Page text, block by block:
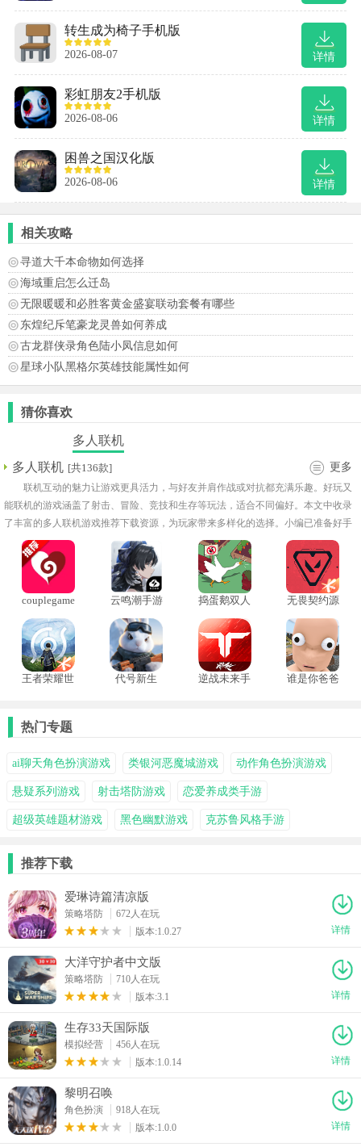
详情
转生成为椅子手机版
2026-08-07
详情
彩虹朋友2手机版
2026-08-06
详情
困兽之国汉化版
2026-08-06
相关攻略
寻道大千本命物如何选择
海域重启怎么迁岛
无限暖暖和必胜客黄金盛宴联动套餐有哪些
东煌纪斥笔豪龙灵兽如何养成
古龙群侠录角色陆小凤信息如何
星球小队黑格尔英雄技能属性如何
猜你喜欢
多人联机
多人联机 [共136款] 更多
联机互动的魅力让游戏更具活力，与好友并肩作战或对抗都充满乐趣。好玩又
能联机的游戏涵盖了射击、冒险、竞技和生存等玩法，适合不同偏好。本文中收录
了丰富的多人联机游戏推荐下载资源，为玩家带来多样化的选择。小编已准备好手
机版多人联机游戏大全，让玩家随时开启畅快联机体验，享受团队合作与竞技比拼
的双重乐趣。
couplegame
险
云鸣潮手游
捣蛋鹅双人
无畏契约源
王者荣耀世
代号新生
逆战未来手
谁是你爸爸
热门专题
ai聊天角色扮演游戏 类银河恶魔城游戏 动作角色扮演游戏
悬疑系列游戏 射击塔防游戏 恋爱养成类手游
超级英雄题材游戏 黑色幽默游戏 克苏鲁风格手游
推荐下载
爱琳诗篇清凉版
策略塔防
672人在玩
版本:1.0.27
详情
大洋守护者中文版
策略塔防
710人在玩
版本:3.1
详情
生存33天国际版
模拟经营
456人在玩
版本:1.0.14
详情
黎明召唤
角色扮演
918人在玩
版本:1.0.0
详情